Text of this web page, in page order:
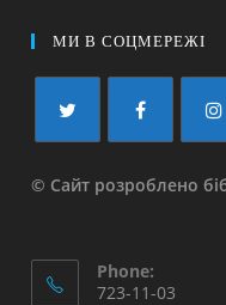
МИ В СОЦМЕРЕЖІ
© Сайт розроблено
Phone:
723-11-03